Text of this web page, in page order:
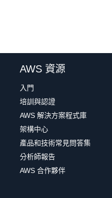
AWS 資源
入門
培訓與認證
AWS 解決方案程式庫
架構中心
產品和技術常見問答集
分析師報告
AWS 合作夥伴